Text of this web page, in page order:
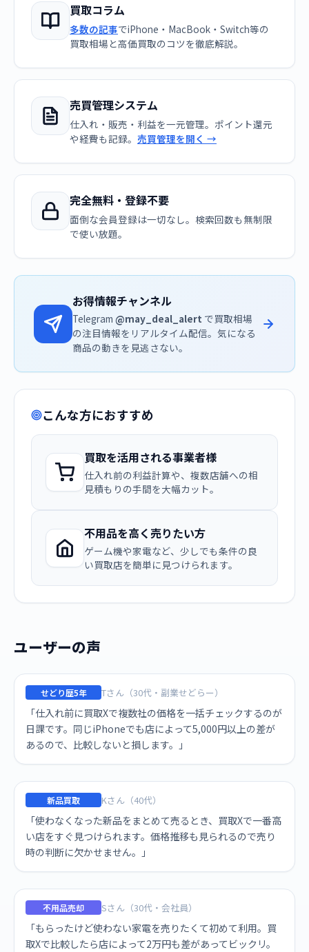
買取コラム
多数の記事でiPhone・MacBook・Switch等の
買取相場と高価買取のコツを徹底解説。
売買管理システム
仕入れ・販売・利益を一元管理。ポイント還元
や経費も記録。 売買管理を開く →
完全無料・登録不要
面倒な会員登録は一切なし。検索回数も無制限
で使い放題。
お得情報チャンネル
Telegram @may_deal_alert で買取相場
の注目情報をリアルタイム配信。気になる
商品の動きを見逃さない。
こんな方におすすめ
買取を活用される事業者様
仕入れ前の利益計算や、複数店舗への相
見積もりの手間を大幅カット。
不用品を高く売りたい方
ゲーム機や家電など、少しでも条件の良
い買取店を簡単に見つけられます。
ユーザーの声
せどり歴5年 Tさん（30代・副業せどらー）
「仕入れ前に買取Xで複数社の価格を一括チェックするのが
日課です。同じiPhoneでも店によって5,000円以上の差が
あるので、比較しないと損します。」
新品買取 Kさん（40代）
「使わなくなった新品をまとめて売るとき、買取Xで一番高
い店をすぐ見つけられます。価格推移も見られるので売り
時の判断に欠かせません。」
不用品売却 Sさん（30代・会社員）
「もらったけど使わない家電を売りたくて初めて利用。買
取Xで比較したら店によって2万円も差があってビックリ。